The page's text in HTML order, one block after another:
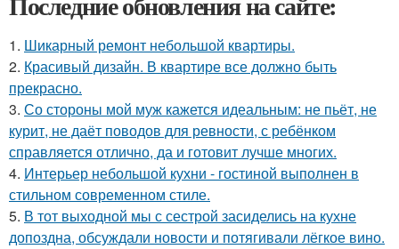
1. Шикарный ремонт небольшой квартиры.
2. Красивый дизайн. В квартире все должно быть
прекрасно.
3. Со стороны мой муж кажется идеальным: не пьёт, не
курит, не даёт поводов для ревности, с ребёнком
справляется отлично, да и готовит лучше многих.
4. Интерьер небольшой кухни - гостиной выполнен в
стильном современном стиле.
5. В тот выходной мы с сестрой засиделись на кухне
допоздна, обсуждали новости и потягивали лёгкое вино.